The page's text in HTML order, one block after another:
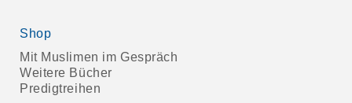
Shop
Mit Muslimen im Gespräch
Weitere Bücher
Predigtreihen